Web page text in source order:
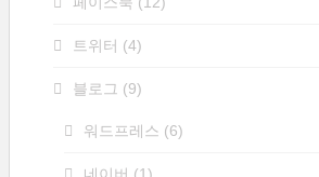
트위터 (4)
블로그 (9)
워드프레스 (6)